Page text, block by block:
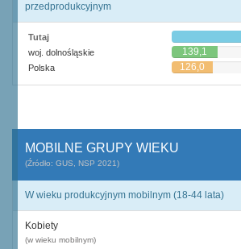
przedprodukcyjnym
Tutaj
woj. dolnośląskie 139,1
Polska 126,0
MOBILNE GRUPY WIEKU
(Źródło: GUS, NSP 2021)
W wieku produkcyjnym mobilnym (18-44 lata)
Kobiety
(w wieku mobilnym)